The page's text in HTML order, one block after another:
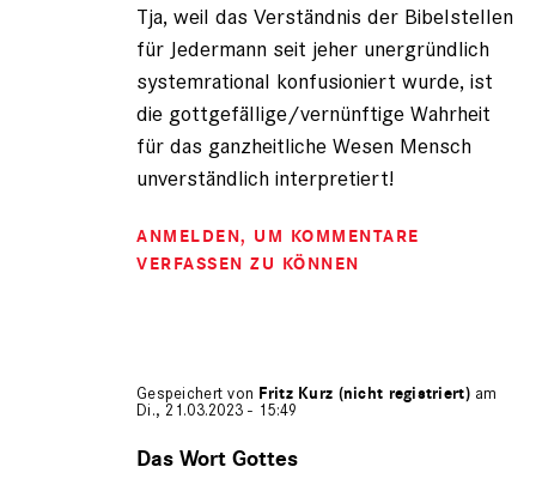
Tja, weil das Verständnis der Bibelstellen
für Jedermann seit jeher unergründlich
systemrational konfusioniert wurde, ist
die gottgefällige/vernünftige Wahrheit
für das ganzheitliche Wesen Mensch
unverständlich interpretiert!
ANMELDEN, UM KOMMENTARE
VERFASSEN ZU KÖNNEN
Gespeichert von Fritz Kurz (nicht registriert)am
Di., 21.03.2023 - 15:49
auf
Das Wort Gottes